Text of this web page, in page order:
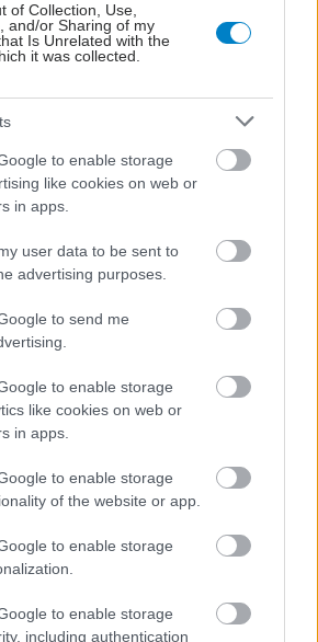
of Collection, Use,
and/or Sharing of my
Is Unrelated with the
it was collected.
to enable storage
like cookies on web or
in apps.
user data to be sent to
advertising purposes.
to send me
to enable storage
like cookies on web or
in apps.
to enable storage
of the website or app.
to enable storage
to enable storage
including authentication
2012 Δευτέρα, 05 Μαρτίου 2012
συναισθήματα που
κρύβει το σώμα σας!